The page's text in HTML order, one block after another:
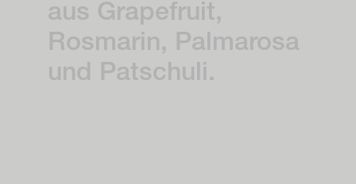
aus Grapefruit,
Rosmarin, Palmarosa
und Patschuli.